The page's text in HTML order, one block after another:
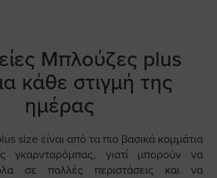
Μπλούζες plus
κάθε στιγμή της
ημέρας
size είναι από τα πιο βασικά κομμάτια
γκαρνταρόμπας, γιατί μπορούν να
σε πολλές περιστάσεις και να